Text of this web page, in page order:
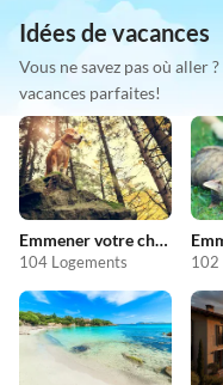
Idées de vacances
Vous ne savez pas où aller
vacances parfaites!
Emmener votre chien en vacances
104 Logements 102